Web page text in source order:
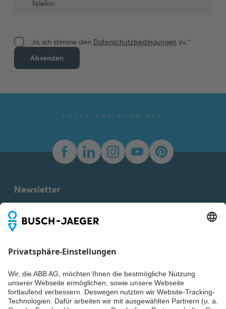
Ja, ich stimme den Datenschutzbedingungen zu.*
Absenden
FOLGE UNS AUCH AUF
Newsletter
verpassen? Einfach Newsletter abonnieren und immer auf
dem Laufenden bleiben.